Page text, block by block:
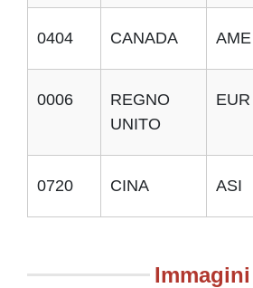
0404 CANADA AME
0006
REGNO
UNITO
EUR
0720 CINA ASI
Immagini